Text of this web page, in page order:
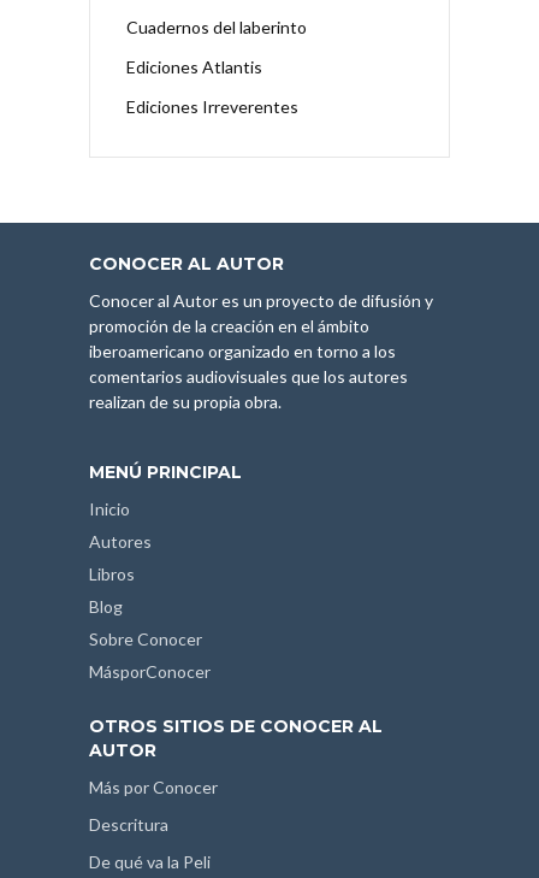
Cuadernos del laberinto
Ediciones Atlantis
Ediciones Irreverentes
CONOCER AL AUTOR
Conocer al Autor es un proyecto de difusión y
promoción de la creación en el ámbito
iberoamericano organizado en torno a los
comentarios audiovisuales que los autores
realizan de su propia obra.
MENÚ PRINCIPAL
Inicio
Autores
Libros
Blog
Sobre Conocer
MásporConocer
OTROS SITIOS DE CONOCER AL
AUTOR
Más por Conocer
Descritura
De qué va la Peli